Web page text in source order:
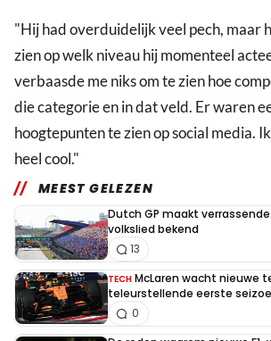
"Hij had overduidelijk veel pech, maar
zien op welk niveau hij momenteel
verbaasde me niks om te zien hoe
die categorie en in dat veld. Er waren
hoogtepunten te zien op social media.
heel cool."
MEEST GELEZEN
Dutch GP maakt
volkslied bekend
13
TECH McLaren wacht nieuwe
teleurstellende eerste
0